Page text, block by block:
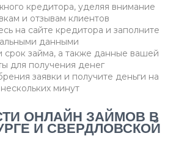
кредитора, уделяя внимание
и отзывам клиентов
на сайте кредитора и заполните
данными
срок займа, а также данные вашей
для получения денег
заявки и получите деньги на
минут
ОНЛАЙН ЗАЙМОВ В
И СВЕРДЛОВСКОЙ